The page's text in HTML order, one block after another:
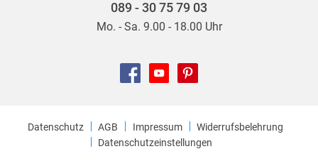
089 - 30 75 79 03
Mo. - Sa. 9.00 - 18.00 Uhr
Datenschutz AGB Impressum
Widerrufsbelehrung
Datenschutzeinstellungen